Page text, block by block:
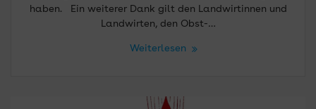
haben. Ein weiterer Dank gilt den Landwirtinnen und
Landwirten, den Obst-…
Weiterlesen